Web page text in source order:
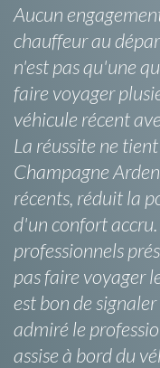
Aucun
chauffeur au
n'est pas qu'une
faire voyager
véhicule récent
La réussite ne
Champagne
récents, réduit la
d'un confort
professionnels
pas faire voyager
est bon de signaler
admiré le
assise à bord du